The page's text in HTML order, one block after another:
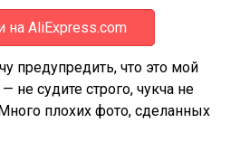
на AliExpress.com
предупредить, что это мой
не судите строго, чукча не
плохих фото, сделанных